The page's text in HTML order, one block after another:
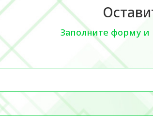
Заполните форму и